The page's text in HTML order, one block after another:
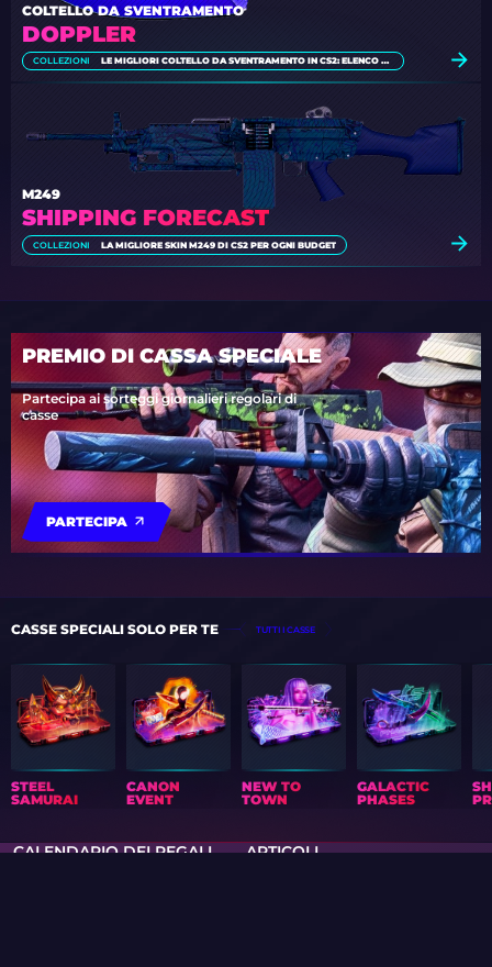
DOPPLER
COLTELLO DA SVENTRAMENTO
COLLEZIONI LE MIGLIORI COLTELLO DA SVENTRAMENTO IN CS2: ELENCO COMPLETO [2026]
SHIPPING FORECAST
M249
COLLEZIONI LA MIGLIORE SKIN M249 DI CS2 PER OGNI BUDGET
PREMIO DI CASSA SPECIALE
Partecipa ai sorteggi giornalieri regolari di
casse
PARTECIPA
CASSE SPECIALI SOLO PER TE TUTTI I CASSE
STEEL
SAMURAI
CANON
EVENT
NEW TO
TOWN
GALACTIC
PHASES
CALENDARIO DEI REGALI
ARTICOLI